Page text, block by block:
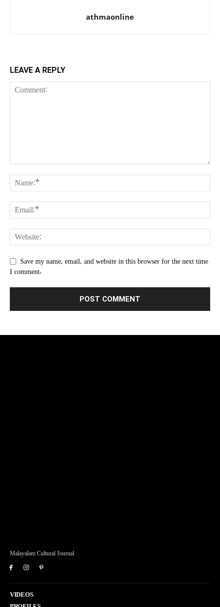
athmaonline
LEAVE A REPLY
Save my name, email, and website in this browser for the next time
I comment.
Malayalam Cultural Journal
VIDEOS